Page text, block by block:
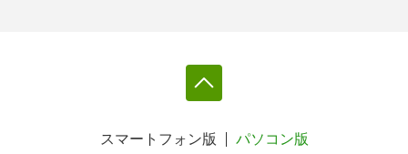
スマートフォン版 パソコン版